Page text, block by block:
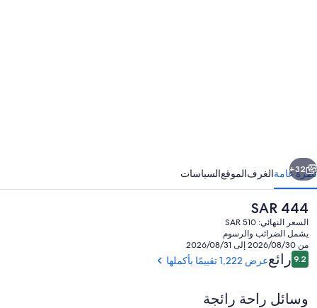
التالي
32+
نظرة عامةالغرفالموقعالسياسات
السعر
الحالي
هو
SAR
444
SAR 444
السعر النهائي: SAR 510
يشمل الضرائب والرسوم
من 2026/08/30 إلى 2026/08/31
التقييمات
9.29.2 من 10رائععرض 1,222 تقييمًا بأكملها
وسائل راحة رائجة